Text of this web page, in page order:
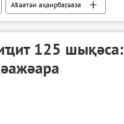
Аҟәатәи аҳаирбаӷәаза
125 шықәса: